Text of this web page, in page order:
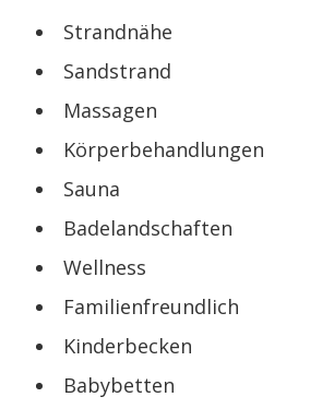
Strandnähe
Sandstrand
Massagen
Körperbehandlungen
Sauna
Badelandschaften
Wellness
Familienfreundlich
Kinderbecken
Babybetten